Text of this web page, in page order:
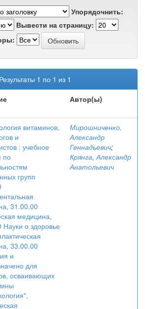
Упорядочнить:
Вывести на страницу:
Результаты 1 по 1 из 1
Автор(ы)
витаминов,
и
: учебное
по
групп
31.00.00
медицина,
Науки о здоровье
33.00.00
и
для
осваивающих
Мирошниченко,
Александр
Геннадьевич;
Крянга, Александр
Анатольевич